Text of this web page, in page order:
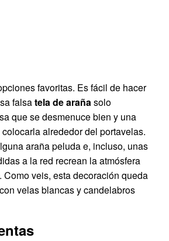
favoritas. Es fácil de hacer
falsatela de arañasolo
que se desmenuce bien y una
alrededor del portavelas.
araña peluda e, incluso, unas
a la red recrean la atmósfera
Como veis, esta decoración queda
velas blancas y candelabros